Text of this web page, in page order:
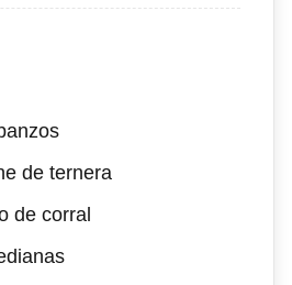
de ternera
de corral